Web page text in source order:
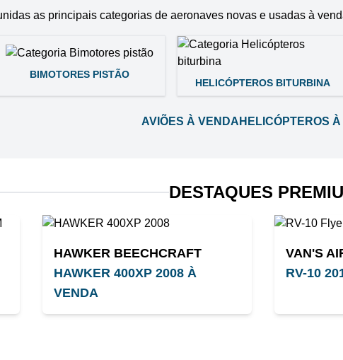
as principais categorias de aeronaves novas e usadas à
BIMOTORES PISTÃO
HELICÓPTEROS BITURBINA
AVIÕES À VENDA HELICÓPTEROS
DESTAQUES
HAWKER BEECHCRAFT
HAWKER 400XP 2008 À
VENDA
VAN'S
RV-10